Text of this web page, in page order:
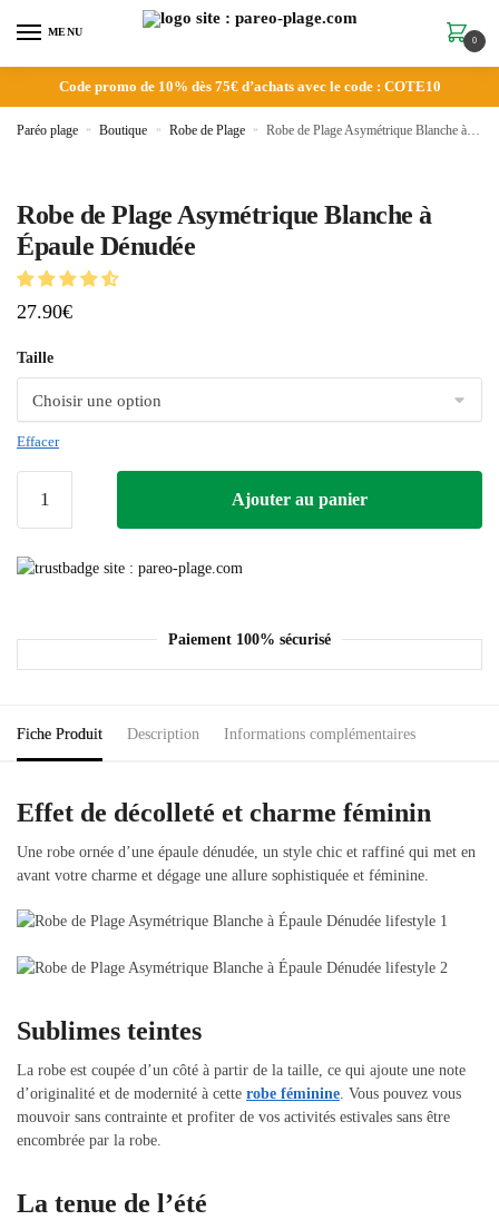
MENU
0
Code promo de 10% dès 75€ d’achats avec le code : COTE10
Paréo plage » Boutique » Robe de Plage » Robe de Plage Asymétrique Blanche à Épaule Dénudée
Robe de Plage Asymétrique Blanche à
Épaule Dénudée
27.90€
Taille
Effacer
Ajouter au panier
Paiement 100% sécurisé
Fiche Produit Description Informations complémentaires
Effet de décolleté et charme féminin
Une robe ornée d’une épaule dénudée, un style chic et raffiné qui met en
avant votre charme et dégage une allure sophistiquée et féminine.
Sublimes teintes
La robe est coupée d’un côté à partir de la taille, ce qui ajoute une note
d’originalité et de modernité à cette robe féminine. Vous pouvez vous
mouvoir sans contrainte et profiter de vos activités estivales sans être
encombrée par la robe.
La tenue de l’été